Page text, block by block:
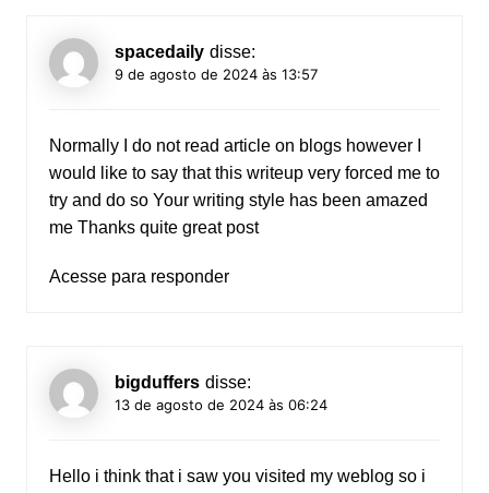
spacedaily disse:
9 de agosto de 2024 às 13:57
Normally I do not read article on blogs however I
would like to say that this writeup very forced me to
try and do so Your writing style has been amazed
me Thanks quite great post
Acesse para responder
bigduffers disse:
13 de agosto de 2024 às 06:24
Hello i think that i saw you visited my weblog so i